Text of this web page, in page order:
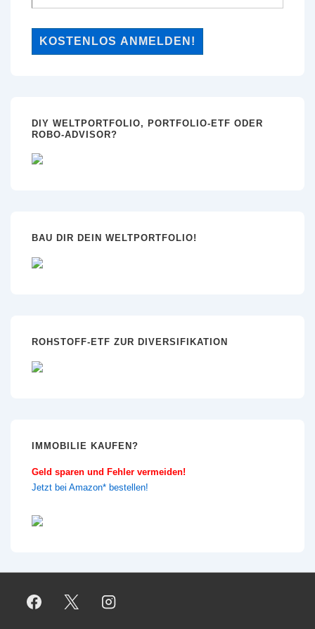
DIY WELTPORTFOLIO, PORTFOLIO-ETF ODER
ROBO-ADVISOR?
BAU DIR DEIN WELTPORTFOLIO!
ROHSTOFF-ETF ZUR DIVERSIFIKATION
IMMOBILIE KAUFEN?
Geld sparen und Fehler vermeiden!
Jetzt bei Amazon* bestellen!